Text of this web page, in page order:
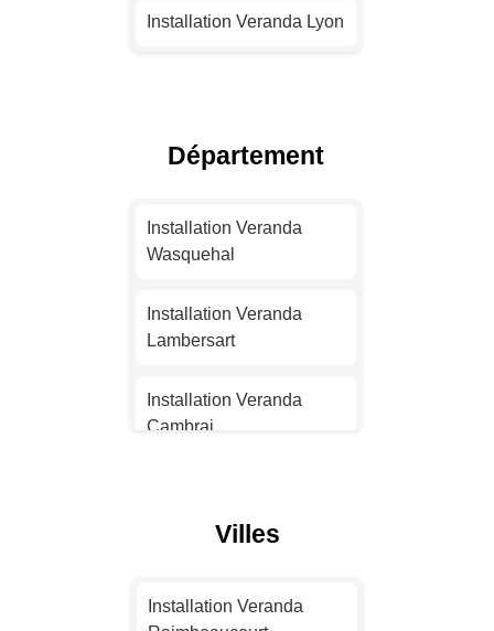
Installation Veranda Lyon
Installation Veranda Nice
Installation Veranda
Nantes
Installation Veranda
Strasbourg
Installation Veranda
Montpellier
Département
Installation Veranda
Wasquehal
Installation Veranda
Lambersart
Installation Veranda
Cambrai
Dunkerque
Villes
Installation Veranda